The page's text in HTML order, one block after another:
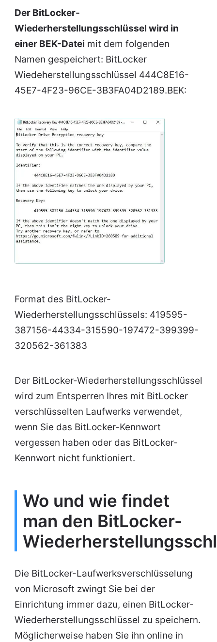
Der BitLocker-
Wiederherstellungsschlüssel wird in
einer BEK-Datei mit dem folgenden
Namen gespeichert: BitLocker
Wiedeherstellungsschlüssel 444C8E16-
45E7-4F23-96CE-3B3FA04D2189.BEK:
Format des BitLocker-
Wiederherstellungsschlüssels: 419595-
387156-44334-315590-197472-399399-
320562-361383
Der BitLocker-Wiederherstellungsschlüssel
wird zum Entsperren Ihres mit BitLocker
verschlüsselten Laufwerks verwendet,
wenn Sie das BitLocker-Kennwort
vergessen haben oder das BitLocker-
Kennwort nicht funktioniert.
Wo und wie findet
man den BitLocker-
Die BitLocker-Laufwerksverschlüsselung
von Microsoft zwingt Sie bei der
Einrichtung immer dazu, einen BitLocker-
Wiederherstellungsschlüssel zu speichern.
Möglicherweise haben Sie ihn online in